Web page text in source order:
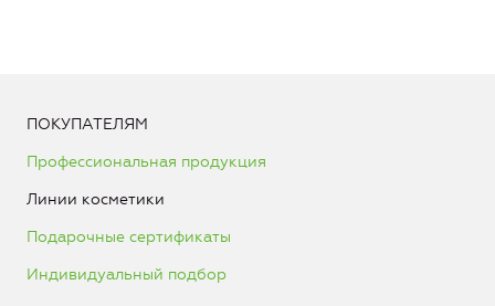
ПОКУПАТЕЛЯМ
Профессиональная продукция
Линии косметики
Подарочные сертификаты
Индивидуальный подбор